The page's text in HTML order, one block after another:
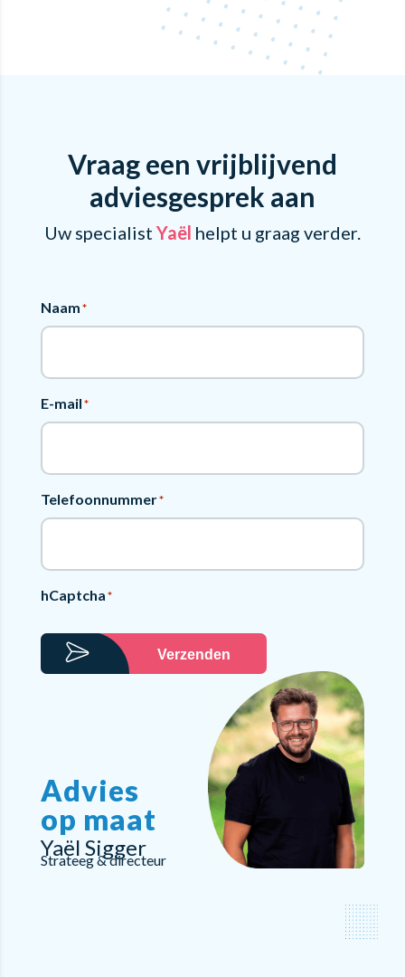
Vraag een vrijblijvend
adviesgesprek aan
Uw specialist Yaël helpt u graag verder.
Naam*
E-mail*
Telefoonnummer*
hCaptcha*
Verzenden
Advies
op maat
Yaël Sigger
Strateeg & directeur